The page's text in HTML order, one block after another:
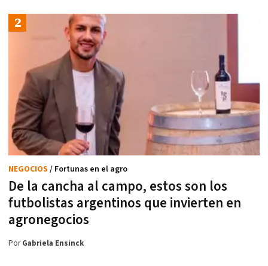
De la cancha al campo, estos son los
futbolistas argentinos que invierten en
agronegocios
NEGOCIOS / Fortunas en el agro
PorGabriela Ensinck